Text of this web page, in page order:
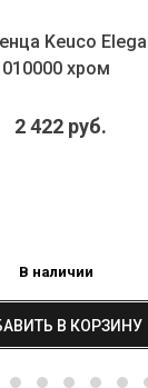
Keuco
010000 хром
2 422 руб.
В наличии
В КОРЗИНУ